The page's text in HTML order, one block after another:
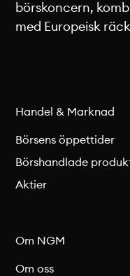
börskoncern,
med Europeisk
Handel & Marknad
Börsens öppettider
Börshandlade
Aktier
Om NGM
Om oss